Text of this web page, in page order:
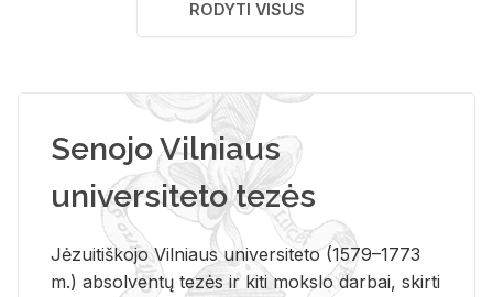
RODYTI VISUS
Senojo Vilniaus
universiteto tezės
Jėzuitiškojo Vilniaus universiteto (1579–1773
m.) absolventų tezės ir kiti mokslo darbai, skirti